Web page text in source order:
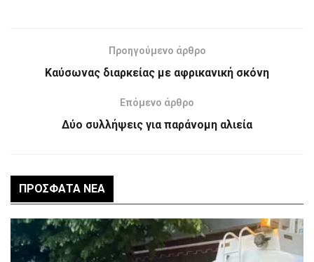
Προηγούμενο άρθρο
Καύσωνας διαρκείας με αφρικανική σκόνη
Επόμενο άρθρο
Δύο συλλήψεις για παράνομη αλιεία
ΠΡΌΣΦΑΤΑ ΝΈΑ